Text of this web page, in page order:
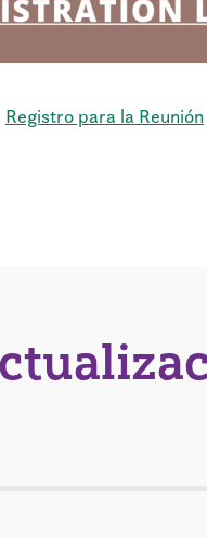
Registro para la Reunión